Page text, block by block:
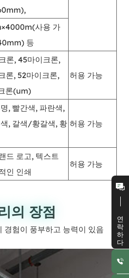
사용 가
등
론, 45마이크론,
론, 52마이크론,
론(um)
허용 가능
, 빨간색, 파란색,
, 갈색/황갈색, 황 허용 가능
드 로고, 텍스트
인 인쇄
허용 가능
의 장점
의 장점
경험이 풍부하고 능력이 있음 연락하다